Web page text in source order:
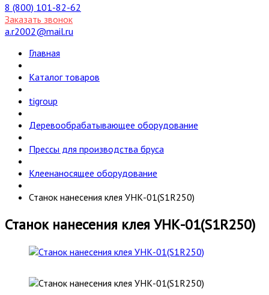
8 (800) 101-82-62
Заказать звонок
a.r2002@mail.ru
Главная
Каталог товаров
tigroup
Деревообрабатывающее оборудование
Прессы для производства бруса
Клеенаносящее оборудование
Станок нанесения клея УНК-01(S1R250)
Станок нанесения клея УНК-01(S1R250)